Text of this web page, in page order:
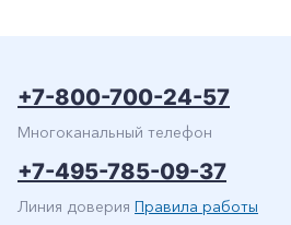
+7-800-700-24-57
Многоканальный телефон
+7-495-785-09-37
Линия доверия Правила работы